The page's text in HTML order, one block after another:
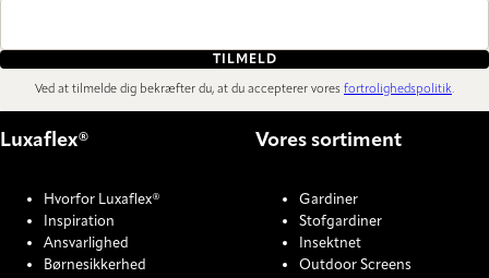
TILMELD
Ved at tilmelde dig bekræfter du, at du accepterer vores fortrolighedspolitik.
Luxaflex®
Hvorfor Luxaflex®
Inspiration
Ansvarlighed
Børnesikkerhed
Vores sortiment
Gardiner
Stofgardiner
Insektnet
Outdoor Screens